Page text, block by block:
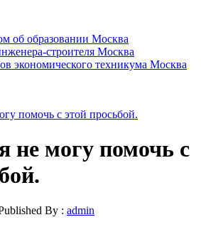
об образовании Москва
строителя Москва
экономического техникума Москва
помочь с этой просьбой.
не могу помочь с
By : admin